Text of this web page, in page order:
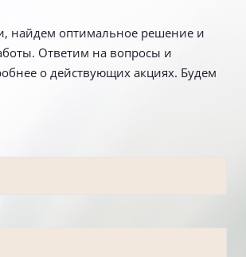
найдем оптимальное решение и
Ответим на вопросы и
о действующих акциях. Будем